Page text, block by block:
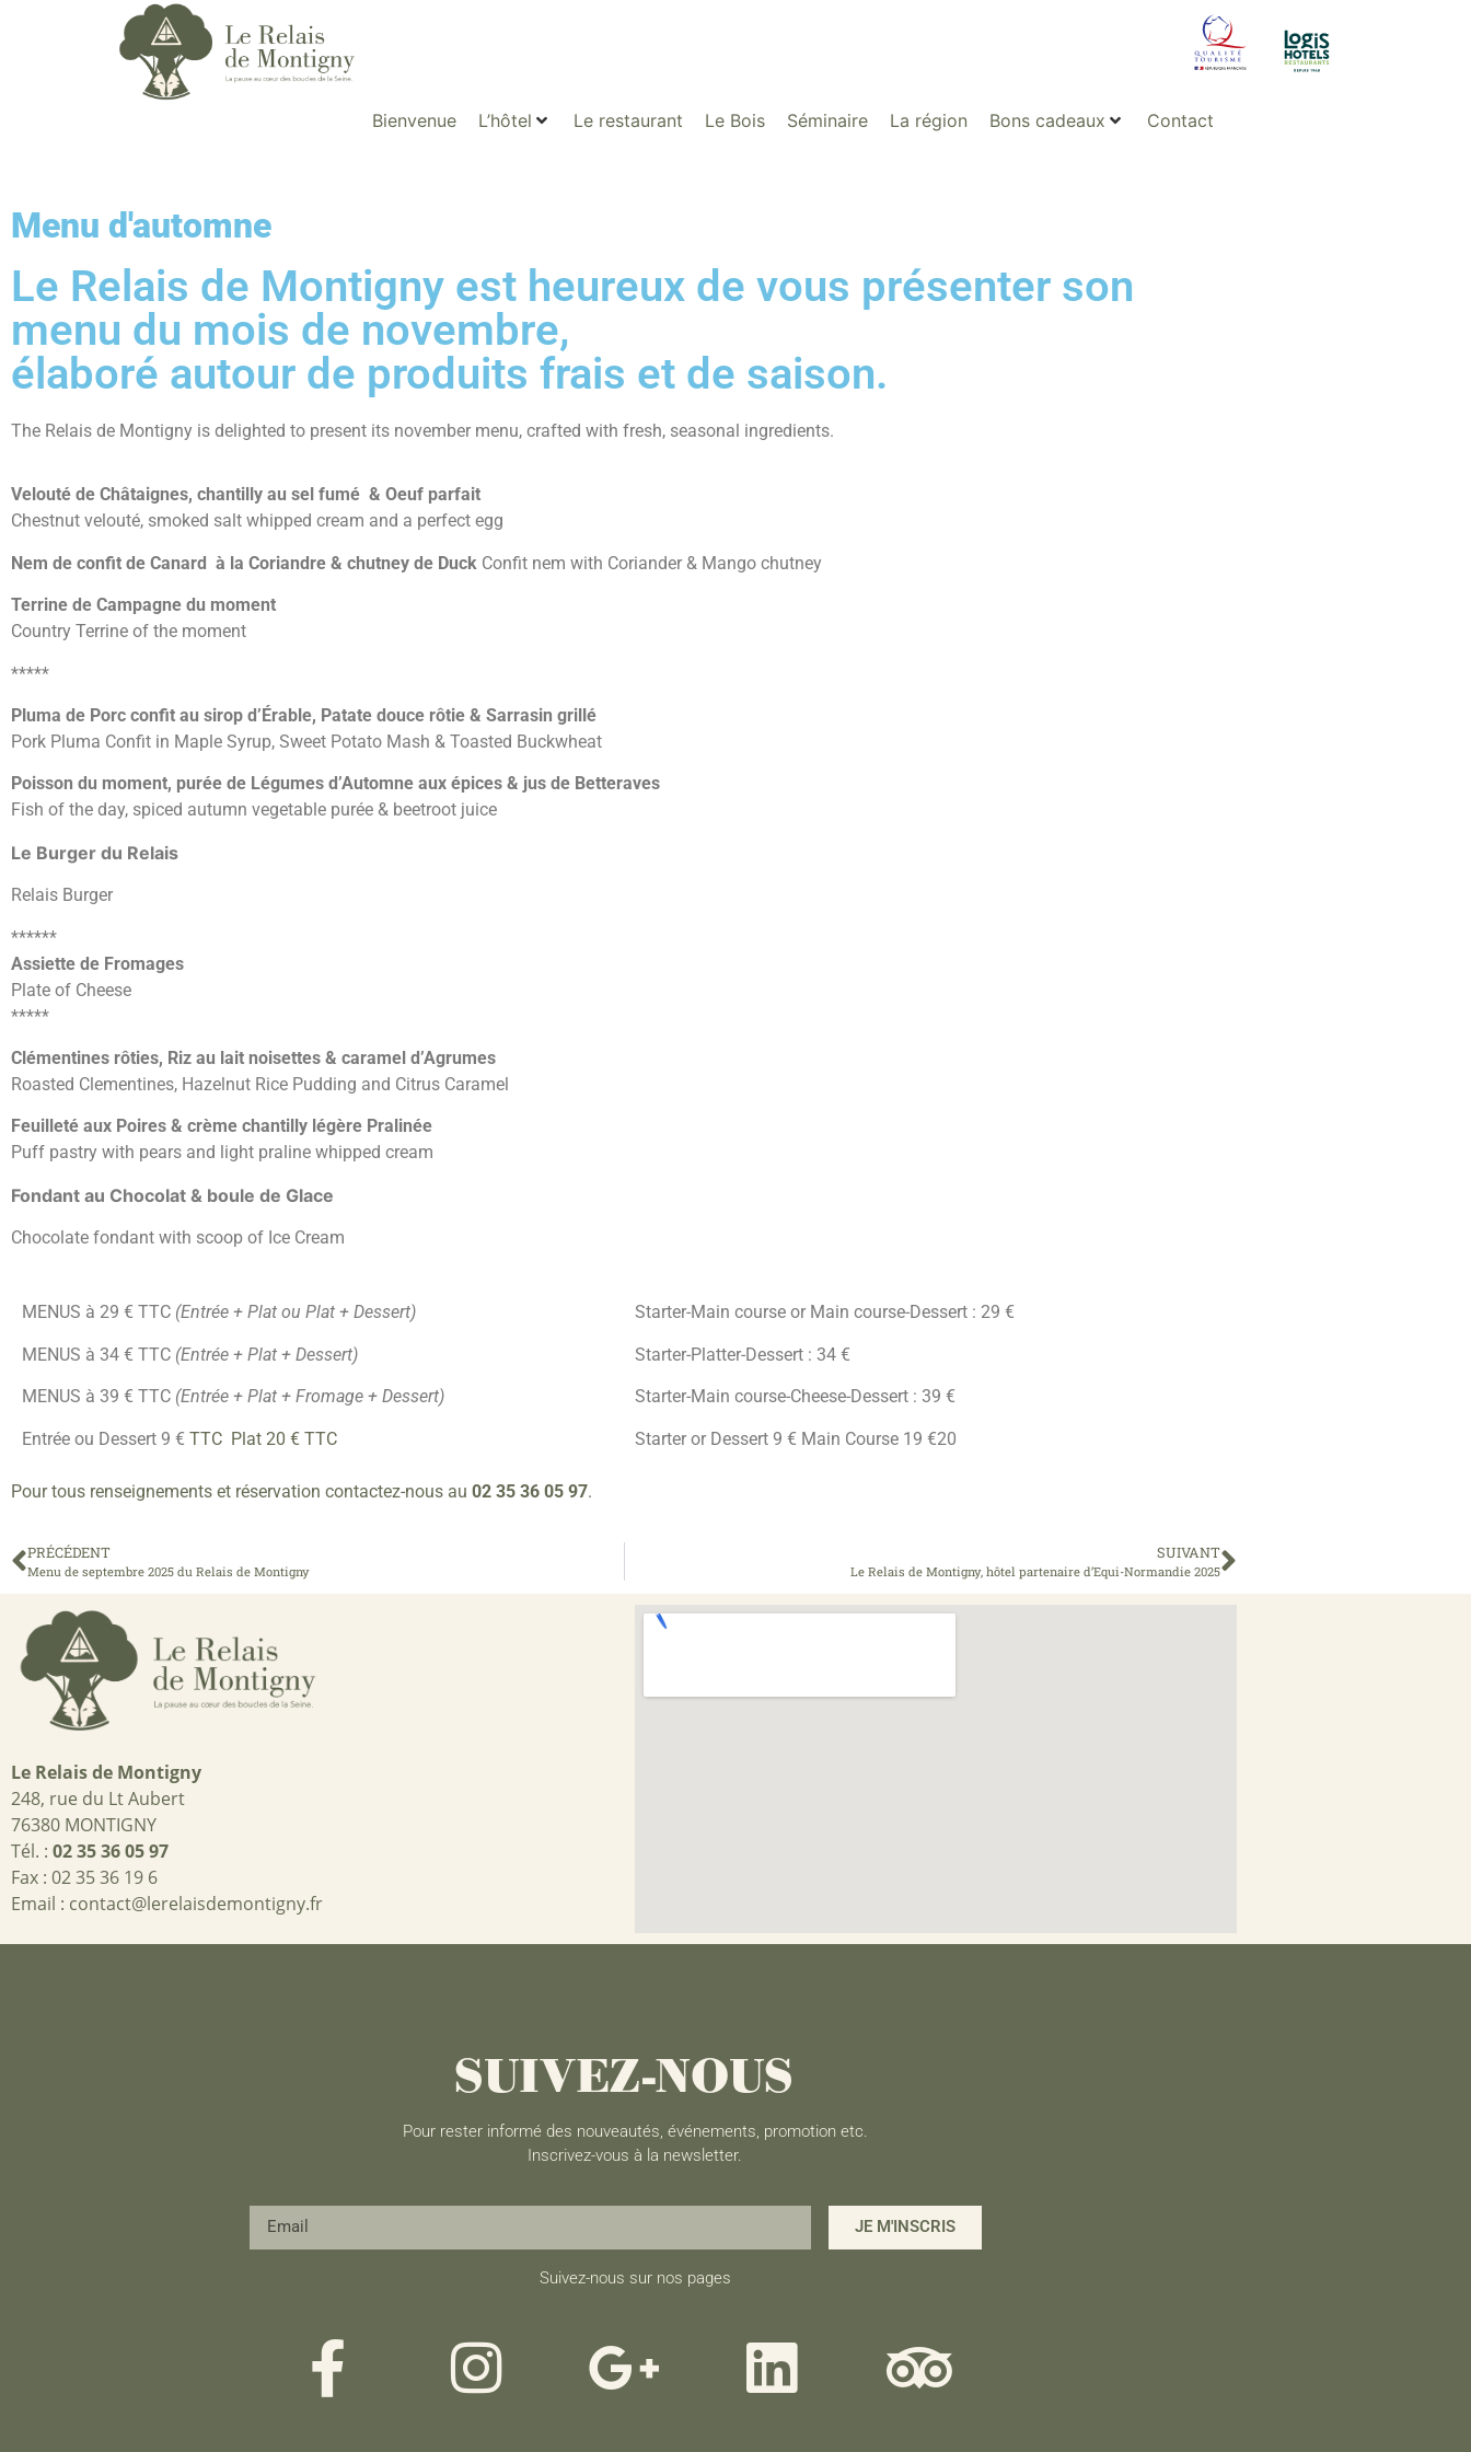
Bienvenue L’hôtel Le restaurant Le Bois Séminaire La région Bons cadeaux Contact
Menu d'automne
Le Relais de Montigny est heureux de vous présenter son
menu du mois de novembre,
élaboré autour de produits frais et de saison.
The Relais de Montigny is delighted to present its november menu, crafted with fresh, seasonal ingredients.
Velouté de Châtaignes, chantilly au sel fumé & Oeuf parfait
Chestnut velouté, smoked salt whipped cream and a perfect egg
Nem de confit de Canard à la Coriandre & chutney de Duck Confit nem with Coriander & Mango chutney
Terrine de Campagne du moment
Country Terrine of the moment
*****
Pluma de Porc confit au sirop d’Érable, Patate douce rôtie & Sarrasin grillé
Pork Pluma Confit in Maple Syrup, Sweet Potato Mash & Toasted Buckwheat
Poisson du moment, purée de Légumes d’Automne aux épices & jus de Betteraves
Fish of the day, spiced autumn vegetable purée & beetroot juice
Le Burger du Relais
Relais Burger
******
Assiette de Fromages
Plate of Cheese
*****
Clémentines rôties, Riz au lait noisettes & caramel d’Agrumes
Roasted Clementines, Hazelnut Rice Pudding and Citrus Caramel
Feuilleté aux Poires & crème chantilly légère Pralinée
Puff pastry with pears and light praline whipped cream
Fondant au Chocolat & boule de Glace
Chocolate fondant with scoop of Ice Cream
MENUS à 29 € TTC (Entrée + Plat ou Plat + Dessert)
MENUS à 34 € TTC (Entrée + Plat + Dessert)
MENUS à 39 € TTC (Entrée + Plat + Fromage + Dessert)
Entrée ou Dessert 9 € TTC Plat 20 € TTC
Starter-Main course or Main course-Dessert : 29 €
Starter-Platter-Dessert : 34 €
Starter-Main course-Cheese-Dessert : 39 €
Starter or Dessert 9 € Main Course 19 €20
Pour tous renseignements et réservation contactez-nous au 02 35 36 05 97.
PRÉCÉDENT
Menu de septembre 2025 du Relais de Montigny
SUIVANT
Le Relais de Montigny, hôtel partenaire d’Equi-Normandie 2025
Le Relais de Montigny
248, rue du Lt Aubert
76380 MONTIGNY
Tél. : 02 35 36 05 97
Fax : 02 35 36 19 6
Email : contact@lerelaisdemontigny.fr
SUIVEZ-NOUS
Pour rester informé des nouveautés, événements, promotion etc.
Inscrivez-vous à la newsletter.
JE M'INSCRIS
Suivez-nous sur nos pages